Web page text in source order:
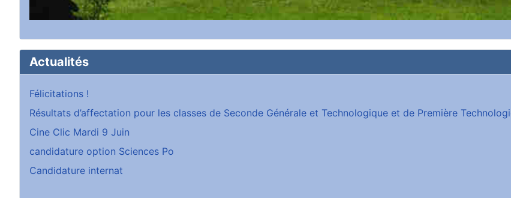
Actualités
Félicitations !
Résultats d’affectation pour les classes de Seconde Générale et Technologique et de Première
Cine Clic Mardi 9 Juin
candidature option Sciences Po
Candidature internat